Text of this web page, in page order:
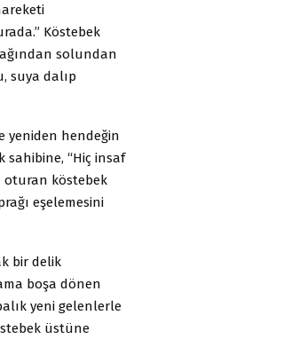
Köstebek
solundan
suya dalıp
yeniden hendeğin
sahibine, “Hiç insaf
oturan köstebek
eşelemesini
bir delik
boşa dönen
yeni gelenlerle
üstüne